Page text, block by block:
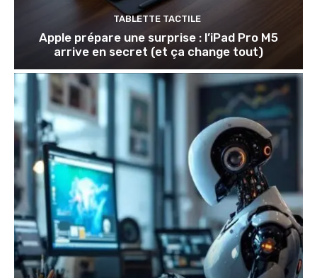
TABLETTE TACTILE
Apple prépare une surprise : l’iPad Pro M5
arrive en secret (et ça change tout)